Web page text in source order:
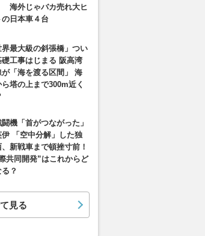
海外じゃバカ売れ大ヒ
の日本車４台
界最大級の斜張橋」つい
礎工事はじまる 阪高湾
が「海を渡る区間」 海
塔の上まで300m近く
機「首がつながった」
伊 「空中分解」した独
新戦車まで頓挫寸前！
共同開発”はこれからど
？
見る